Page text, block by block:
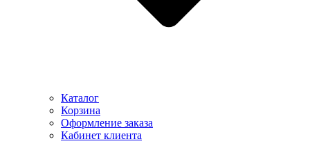
Каталог
Корзина
Оформление заказа
Кабинет клиента